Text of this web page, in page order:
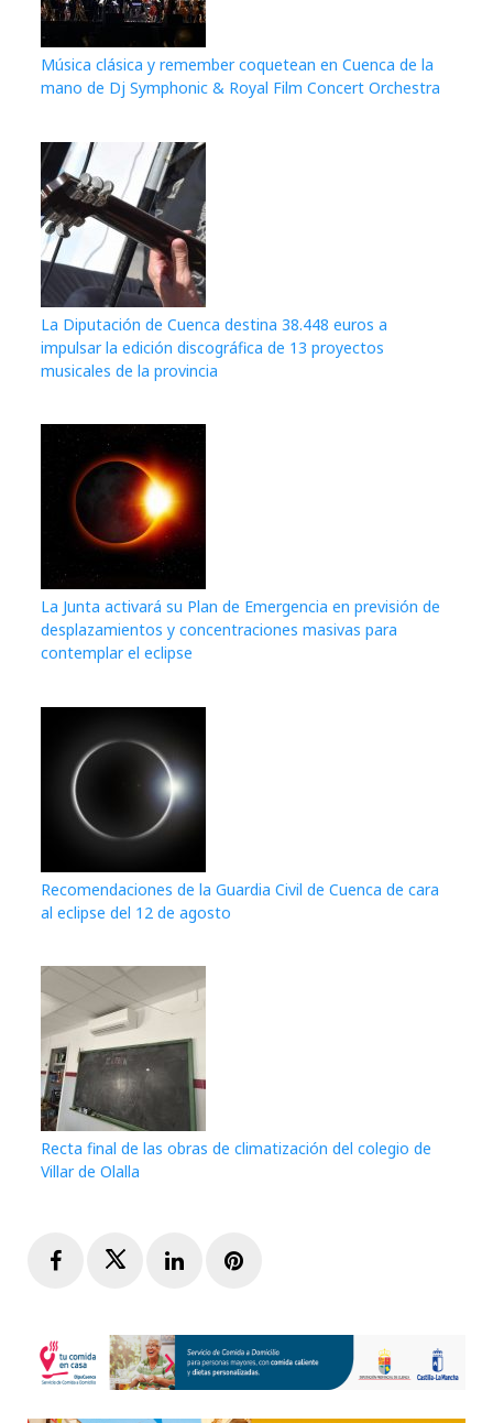
Música clásica y remember coquetean en Cuenca de la
mano de Dj Symphonic & Royal Film Concert Orchestra
La Diputación de Cuenca destina 38.448 euros a
impulsar la edición discográfica de 13 proyectos
musicales de la provincia
La Junta activará su Plan de Emergencia en previsión de
desplazamientos y concentraciones masivas para
contemplar el eclipse
Recomendaciones de la Guardia Civil de Cuenca de cara
al eclipse del 12 de agosto
Recta final de las obras de climatización del colegio de
Villar de Olalla
FacebookTwitterLinkedInPinterest